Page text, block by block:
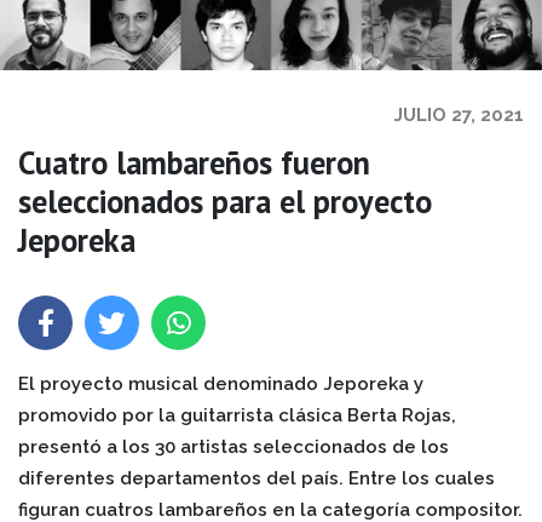
JULIO 27, 2021
Cuatro lambareños fueron
seleccionados para el proyecto
Jeporeka
El proyecto musical denominado Jeporeka y
promovido por la guitarrista clásica Berta Rojas,
presentó a los 30 artistas seleccionados de los
diferentes departamentos del país. Entre los cuales
figuran cuatros lambareños en la categoría compositor.